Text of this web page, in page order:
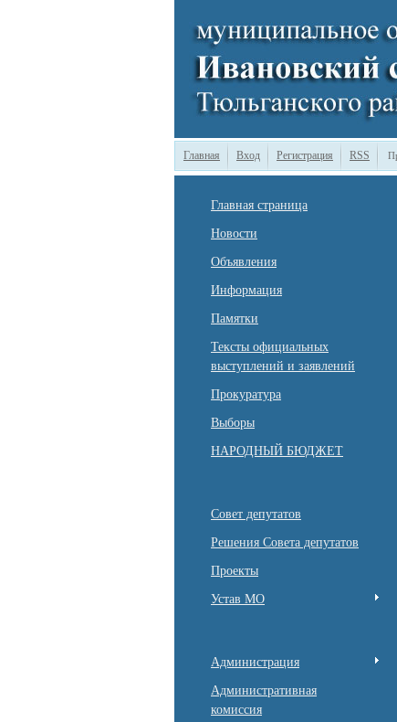
Главная Вход Регистрация RSS
Главная страница
Новости
Объявления
Информация
Памятки
Тексты официальных
выступлений и заявлений
Прокуратура
Выборы
НАРОДНЫЙ БЮДЖЕТ
Совет депутатов
Решения Совета депутатов
Проекты
Устав МО
Администрация
Административная
комиссия